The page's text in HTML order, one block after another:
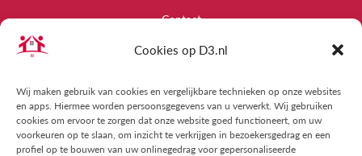
Cookies op D3.nl
Wij maken gebruik van cookies en vergelijkbare technieken op onze websites
en apps. Hiermee worden persoonsgegevens van u verwerkt. Wij gebruiken
cookies om ervoor te zorgen dat onze website goed functioneert, om uw
voorkeuren op te slaan, om inzicht te verkrijgen in bezoekersgedrag en een
profiel op te bouwen van uw onlinegedrag voor gepersonaliseerde
Contact
Raad van commissarissen
Kwaliteit
Algemene Voorwaarden